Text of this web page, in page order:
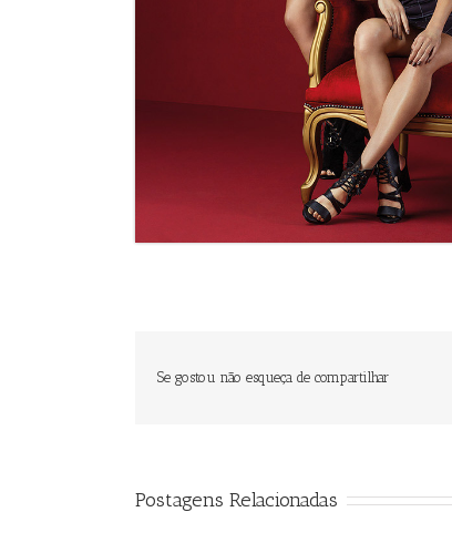
Se gostou não esqueça de compartilhar
Postagens Relacionadas